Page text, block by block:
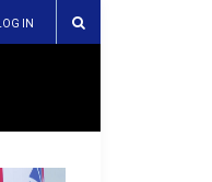
LOG IN